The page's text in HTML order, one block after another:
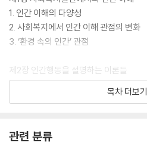
1. 인간 이해의 다양성
2. 사회복지에서 인간 이해 관점의 변화
3. ‘환경 속의 인간’ 관점
제2장 인간행동을 설명하는 이론들
1. 성격이론
목차 더보기
관련 분류